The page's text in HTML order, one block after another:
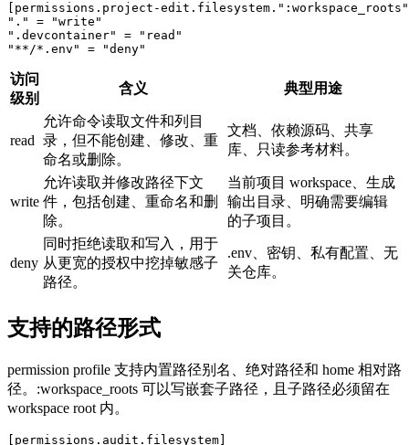
[permissions.project-
"." = "write"
".devcontainer" = "read"
"**/*.env" = "deny"
访问
级别
含义 典型用途
read
允许命令读取文件和列目
录，但不能创建、修改、重
命名或删除。
文档、依赖源码、共享
库、只读参考材料。
write
允许读取并修改路径下文
件，包括创建、重命名和删
除。
当前项目 workspace、生成
输出目录、明确需要编辑
的子项目。
deny
同时拒绝读取和写入，用于
从更宽的授权中挖掉敏感子
路径。
.env、密钥、私有配置、无
关仓库。
支持的路径形式
permission profile 支持内置路径别名、绝对路径和 home 相对路
径。:workspace_roots 可以写嵌套子路径，且子路径必须留在
workspace root 内。
[permissions.audit.filesystem]